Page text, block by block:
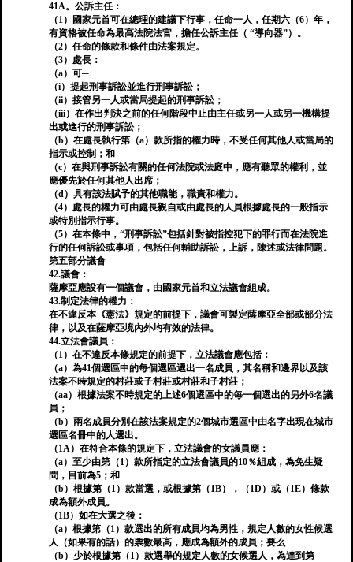
41A。公訴主任：
（1）國家元首可在總理的建議下行事，任命一人，任期六（6）年，
有資格被任命為最高法院法官，擔任公訴主任（ “導向器”）。
（2）任命的條款和條件由法案規定。
（3）處長：
（a）可─
（i）提起刑事訴訟並進行刑事訴訟；
（ii）接管另一人或當局提起的刑事訴訟；
（iii）在作出判決之前的任何階段中止由主任或另一人或另一機構提
出或進行的刑事訴訟；
（b）在處長執行第（a）款所指的權力時，不受任何其他人或當局的
指示或控制；和
（c）在與刑事訴訟有關的任何法院或法庭中，應有聽眾的權利，並
應優先於任何其他人出席；
（d）具有該法賦予的其他職能，職責和權力。
（4）處長的權力可由處長親自或由處長的人員根據處長的一般指示
或特別指示行事。
（5）在本條中，“刑事訴訟”包括針對被指控犯下的罪行而在法院進
行的任何訴訟或事項，包括任何輔助訴訟，上訴，陳述或法律問題。
第五部分議會
42.議會：
薩摩亞應設有一個議會，由國家元首和立法議會組成。
43.制定法律的權力：
在不違反本《憲法》規定的前提下，議會可製定薩摩亞全部或部分法
律，以及在薩摩亞境內外均有效的法律。
44.立法會議員：
（1）在不違反本條規定的前提下，立法議會應包括：
（a）為41個選區中的每個選區選出一名成員，其名稱和邊界以及該
法案不時規定的村莊或子村莊或村莊和子村莊；
（aa）根據法案不時規定的上述6個選區中的每一個選出的另外6名議
員；
（b）兩名成員分別在該法案規定的2個城市選區中由名字出現在城市
選區名冊中的人選出。
（1A）在符合本條的規定下，立法議會的女議員應：
（a）至少由第（1）款所指定的立法會議員的10％組成，為免生疑
問，目前為5；和
（b）根據第（1）款當選，或根據第（1B），（1D）或（1E）條款
成為額外成員。
（1B）如在大選之後：
（a）根據第（1）款選出的所有成員均為男性，規定人數的女性候選
人（如果有的話）的票數最高，應成為額外的成員；要么
（b）少於根據第（1）款選舉的規定人數的女候選人，為達到第